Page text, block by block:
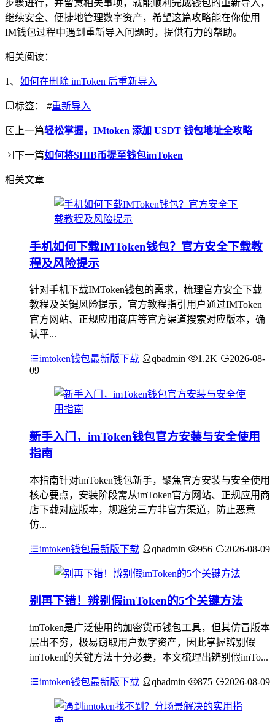
步骤进行，并留意相关事项，就能顺利完成钱包的重新导入，
继续安全、便捷地管理数字资产，希望这篇攻略能在你使用
IM钱包过程中遇到重新导入问题时，提供有力的帮助。
相关阅读：
1、 如何在删除 imToken 后重新导入
标签： #重新导入
上一篇轻松掌握，IMtoken 添加 USDT 钱包地址全攻略
下一篇如何将SHIB币提至钱包imToken
相关文章
手机如何下载IMToken钱包？官方安全下载教
程及风险提示
针对手机下载IMToken钱包的需求，梳理官方安全下载
教程及关键风险提示，官方教程指引用户通过IMToken
官方网站、正规应用商店等官方渠道搜索对应版本，确
认平...
imtoken钱包最新版下载 qbadmin 1.2K
2026-08-
09
新手入门，imToken钱包官方安装与安全使用
指南
本指南针对imToken钱包新手，聚焦官方安装与安全使用
核心要点，安装阶段需从imToken官方网站、正规应用商
店下载对应版本，规避第三方非官方渠道，防止恶意
仿...
imtoken钱包最新版下载 qbadmin 956 2026-08-09
别再下错！辨别假imToken的5个关键方法
imToken是广泛使用的加密货币钱包工具，但其仿冒版本
层出不穷，极易窃取用户数字资产，因此掌握辨别假
imToken的关键方法十分必要，本文梳理出辨别假imTo...
imtoken钱包最新版下载 qbadmin 875 2026-08-09